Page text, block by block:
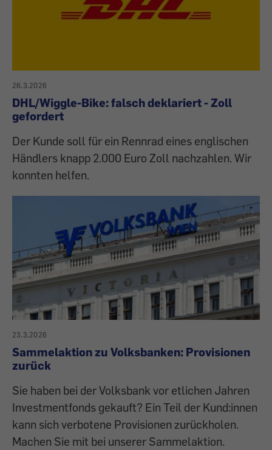
26.3.2026
DHL/Wiggle-Bike: falsch deklariert - Zoll
gefordert
Der Kunde soll für ein Rennrad eines englischen
Händlers knapp 2.000 Euro Zoll nachzahlen. Wir
konnten helfen.
23.3.2026
Sammelaktion zu Volksbanken: Provisionen
zurück
Sie haben bei der Volksbank vor etlichen Jahren
Investmentfonds gekauft? Ein Teil der Kund:innen
kann sich verbotene Provisionen zurückholen.
Machen Sie mit bei unserer Sammelaktion.